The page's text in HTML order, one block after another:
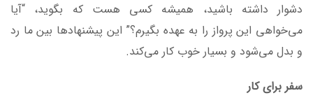
دشوار داشته باشید، همیشه کسی هست که بگوید، “آیا
می‌خواهی این پرواز را به عهده بگیرم؟” این پیشنهادها بین ما رد
و بدل می‌شود و بسیار خوب کار می‌کند.
سفر برای کار